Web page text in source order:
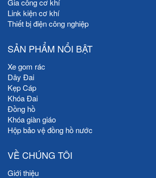
Gia công cơ khí
Link kiện cơ khí
Thiết bị điện công nghiệp
SẢN PHẨM NỔI BẬT
Xe gom rác
Dây Đai
Kẹp Cáp
Khóa Đai
Đồng hồ
Khóa giàn giáo
Hộp bảo vệ đồng hồ nước
VỀ CHÚNG TÔI
Giới thiệu